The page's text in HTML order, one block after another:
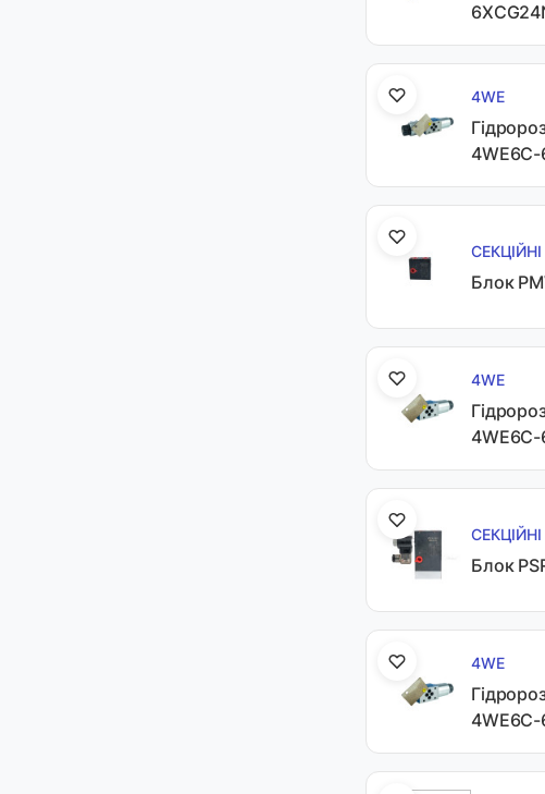
4WE
СЕКЦІЙНІ
Блок
4WE
СЕКЦІЙНІ
Блок
4WE
4WE6C-